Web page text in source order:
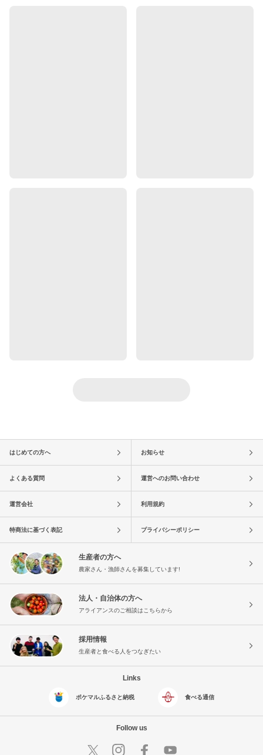
はじめての方へ お知らせ
よくある質問 運営へのお問い合わせ
運営会社 利用規約
特商法に基づく表記 プライバシーポリシー
生産者の方へ
農家さん・漁師さんを募集しています!
法人・自治体の方へ
アライアンスのご相談はこちらから
採用情報
生産者と食べる人をつなぎたい
Links
ポケマルふるさと納税 食べる通信
Follow us